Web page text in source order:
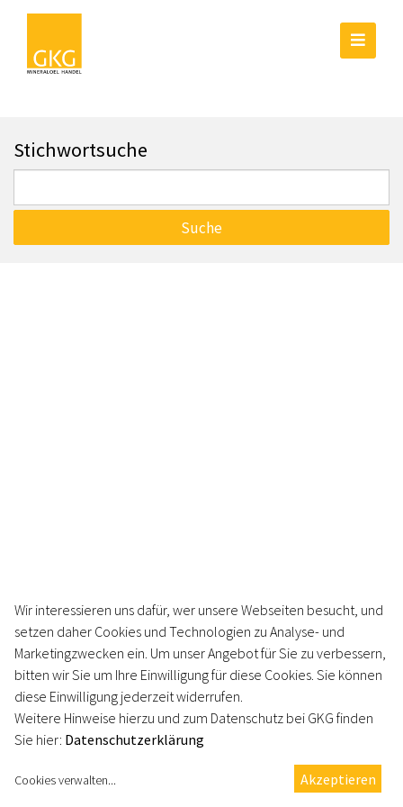
Stichwortsuche
Suche
©GKG
Impressum
Datenschutz
Kontakt
AGB
Erklärung zur Barrierefreiheit
Wir interessieren uns dafür, wer unsere Webseiten besucht, und
setzen daher Cookies und Technologien zu Analyse- und
Marketingzwecken ein. Um unser Angebot für Sie zu verbessern,
bitten wir Sie um Ihre Einwilligung für diese Cookies. Sie können
diese Einwilligung jederzeit widerrufen.
Weitere Hinweise hierzu und zum Datenschutz bei GKG finden
Sie hier: Datenschutzerklärung
Cookies verwalten... Akzeptieren